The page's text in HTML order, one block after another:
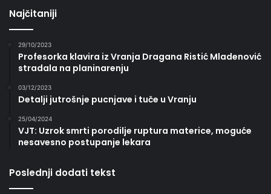
Najčitaniji
29/10/2023
Profesorka klavira iz Vranja Dragana Ristić Mladenović
stradala na planinarenju
03/12/2023
Detalji jutrošnje pucnjave i tuče u Vranju
25/04/2024
VJT: Uzrok smrti porodilje ruptura materice, moguće
nesavesno postupanje lekara
Poslednji dodati tekst